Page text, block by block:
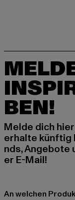
BEN!
Melde dich
erhalte künftig
nds, Angebote
er E-Mail!
An welchen